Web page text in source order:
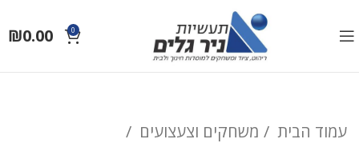
0
₪0.00
עמוד הבית
משחקים וצעצועים